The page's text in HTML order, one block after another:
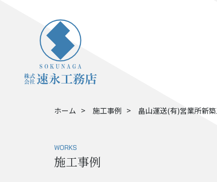
ホーム 施工事例 畠山運送(有)営業所新
WORKS
施工事例